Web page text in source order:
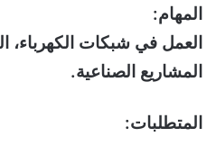
المهام:
العمل في شبكات الكهرباء،
المشاريع الصناعية.
المتطلبات: